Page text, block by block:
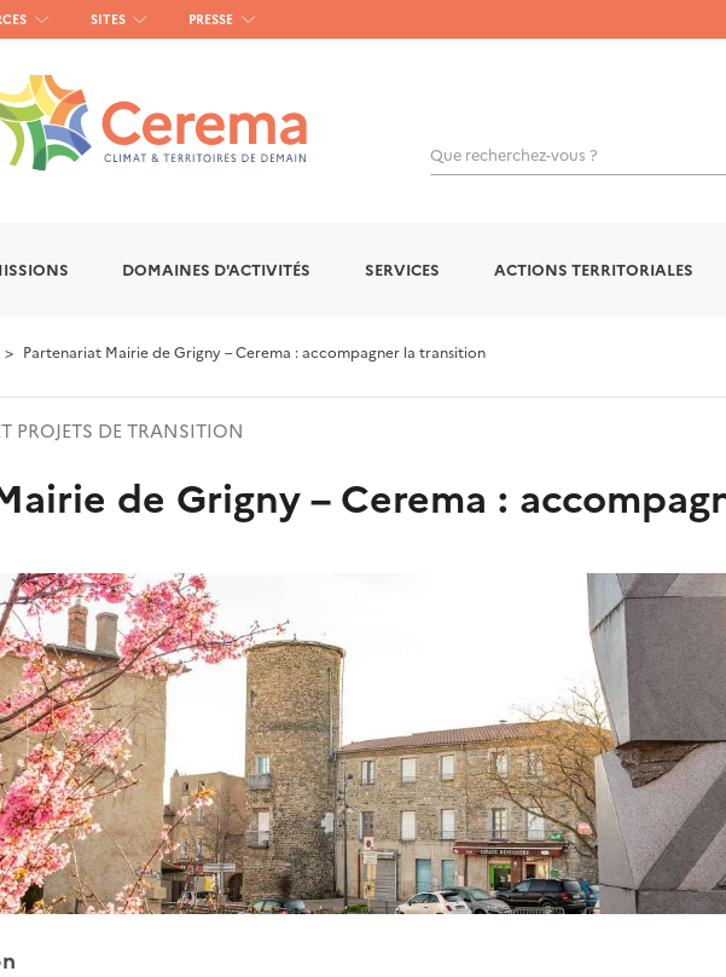
SITES PRESSE
Que recherchez-vous ?
DOMAINES D'ACTIVITÉS SERVICES ACTIONS TERRITORIALES
Partenariat Mairie de Grigny – Cerema : accompagner la transition
PROJETS DE TRANSITION
de Grigny – Cerema :